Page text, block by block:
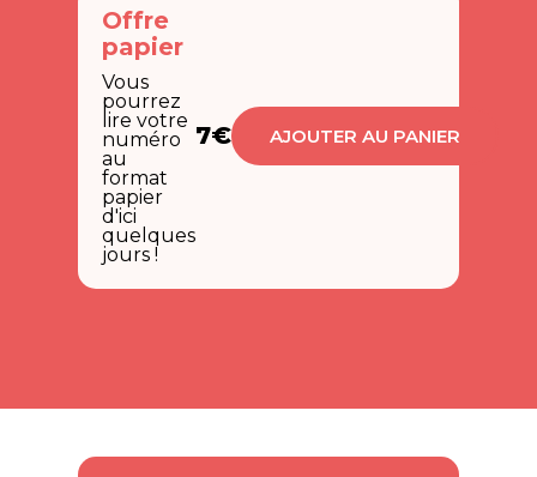
Offre
papier
Vous
pourrez
lire votre
numéro
au
format
papier
d'ici
quelques
jours !
7€ AJOUTER AU PANIER